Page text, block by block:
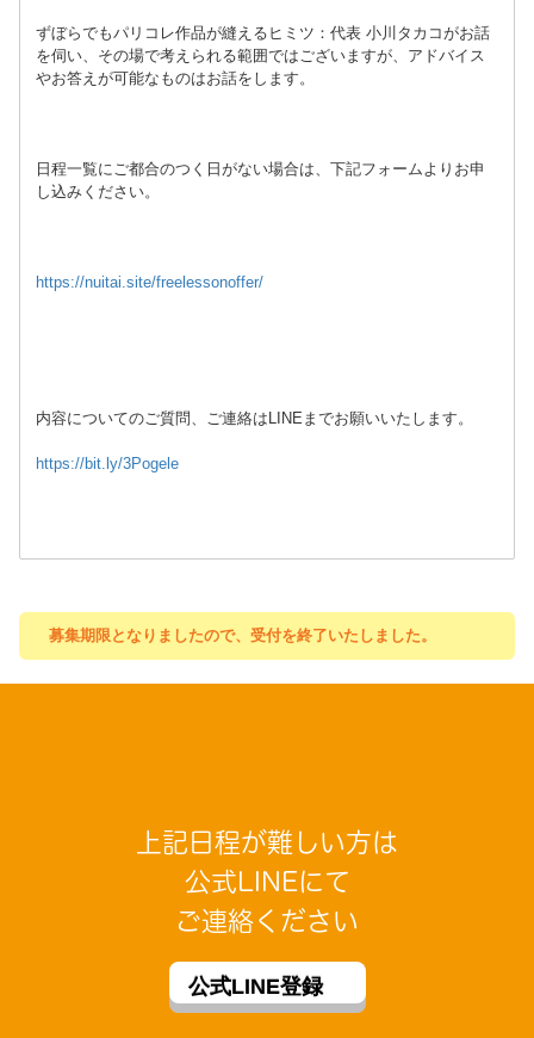
ずぼらでもパリコレ作品が縫えるヒミツ：代表 小川タカコがお話
を伺い、その場で考えられる範囲ではございますが、アドバイス
やお答えが可能なものはお話をします。
日程一覧にご都合のつく日がない場合は、下記フォームよりお申
し込みください。
https://nuitai.site/freelessonoffer/
内容についてのご質問、ご連絡はLINEまでお願いいたします。
https://bit.ly/3Pogele
募集期限となりましたので、受付を終了いたしました。
上記日程が難しい方は
公式LINEにて
ご連絡ください
公式LINE登録